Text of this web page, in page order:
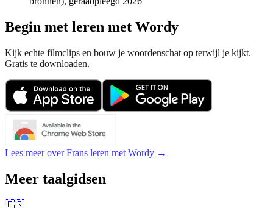
Begin met leren met Wordy
Kijk echte filmclips en bouw je woordenschat op terwijl je kijkt.
Gratis te downloaden.
Lees meer over Frans leren met Wordy →
Meer taalgidsen
🇫🇷